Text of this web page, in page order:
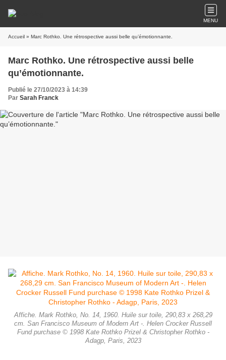
MENU
Accueil » Marc Rothko. Une rétrospective aussi belle qu’émotionnante.
Marc Rothko. Une rétrospective aussi belle
qu’émotionnante.
Publié le 27/10/2023 à 14:39
Par Sarah Franck
Affiche. Mark Rothko, No. 14, 1960. Huile sur toile, 290,83 x 268,29
cm. San Francisco Museum of Modern Art -. Helen Crocker Russell
Fund purchase © 1998 Kate Rothko Prizel & Christopher Rothko -
Adagp, Paris, 2023